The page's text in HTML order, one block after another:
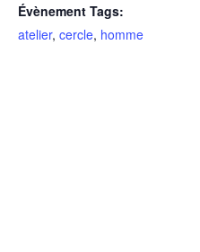
Évènement Tags:
atelier, cercle, homme